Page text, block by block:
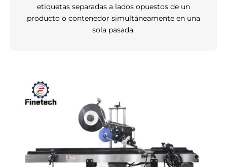
etiquetas separadas a lados opuestos de un
producto o contenedor simultáneamente en una
sola pasada.